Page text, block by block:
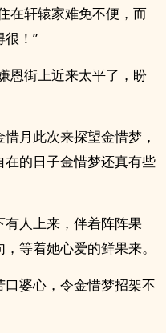
在轩辕家难免不便，而
！”
恩街上近来太平了，盼
月此次来探望金惜梦，
的日子金惜梦还真有些
人上来，伴着阵阵果
等着她心爱的鲜果来。
婆心，令金惜梦招架不